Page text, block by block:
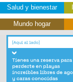
Salud y bienestar
Mundo hogar